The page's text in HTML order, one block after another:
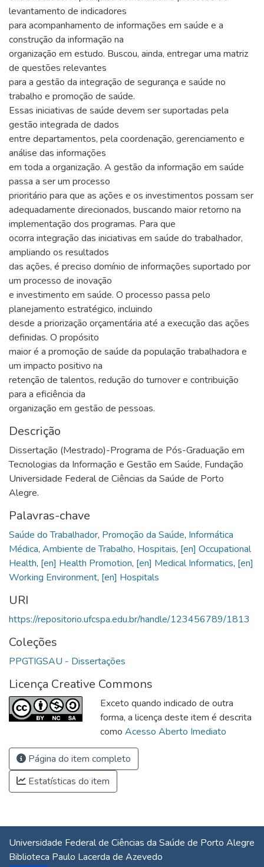
levantamento de indicadores
para acompanhamento de informações em saúde e a
construção da informação na
organização em estudo. Buscou, ainda, entregar uma matriz
de questões relevantes
para a gestão da integração de segurança e saúde no
trabalho e promoção de saúde.
Essas iniciativas de saúde devem ser suportadas pela
gestão integrada de dados
entre departamentos, pela coordenação, gerenciamento e
análise das informações
em toda a organização. A gestão da informação em saúde
passa a ser um processo
prioritário para que as ações e os investimentos possam ser
adequadamente direcionados, buscando maior retorno na
implementação dos programas. Para que
ocorra integração das iniciativas em saúde do trabalhador,
ampliando os resultados
das ações, é preciso domínio de informações suportado por
um processo de inovação
e investimento em saúde. O processo passa pelo
planejamento estratégico, incluindo
desde a priorização orçamentária até a execução das ações
definidas. O propósito
maior é a promoção de saúde da população trabalhadora e
um impacto positivo na
retenção de talentos, redução do turnover e contribuição
para a eficiência da
organização em gestão de pessoas.
Descrição
Dissertação (Mestrado)-Programa de Pós-Graduação em
Tecnologias da Informação e Gestão em Saúde, Fundação
Universidade Federal de Ciências da Saúde de Porto
Alegre.
Palavras-chave
Saúde do Trabalhador, Promoção da Saúde, Informática
Médica, Ambiente de Trabalho, Hospitais, [en] Occupational
Health, [en] Health Promotion, [en] Medical Informatics, [en]
Working Environment, [en] Hospitals
URI
https://repositorio.ufcspa.edu.br/handle/123456789/1813
Coleções
PPGTIGSAU - Dissertações
Licença Creative Commons
Exceto quando indicado de outra
forma, a licença deste item é descrita
como Acesso Aberto Imediato
Página do item completo
Estatísticas do item
Universidade Federal de Ciências da Saúde de Porto Alegre
Biblioteca Paulo Lacerda de Azevedo